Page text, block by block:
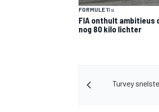
FORMULE 11 u
FIA onthult ambitieus
nog 80 kilo lichter
Turvey